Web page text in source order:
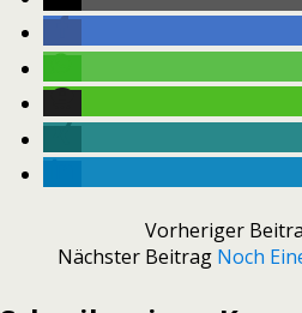
Vorheriger
Nächster Beitrag Noch